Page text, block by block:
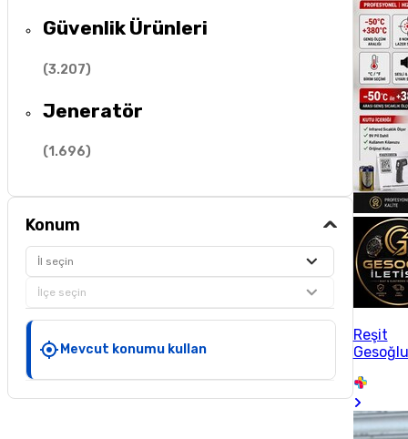
Güvenlik Ürünleri
(3.207)
Jeneratör
(1.696)
Konum
İl seçin
İlçe seçin
Mevcut konumu kullan
Reşit
Gesoğlu